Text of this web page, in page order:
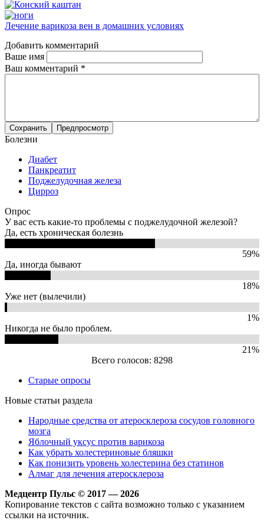
Лечение варикоза вен в домашних условиях
Добавить комментарий
Ваше имя
Ваш комментарий *
Болезни
Диабет
Панкреатит
Поджелудочная железа
Цирроз
Опрос
У вас есть какие-то проблемы с поджелудочной железой?
Да, есть хроническая болезнь
59%
Да, иногда бывают
18%
Уже нет (вылечили)
1%
Никогда не было проблем.
21%
Всего голосов: 8298
Старые опросы
Новые статьи раздела
Народные средства от атеросклероза сосудов головного
мозга
Яблочный уксус против варикоза
Как убрать холестериновые бляшки
Как понизить уровень холестерина без статинов
Алмаг для лечения атеросклероза
Медцентр Пульс © 2017 — 2026
Копирование текстов с сайта возможно только с указанием
ссылки на источник.